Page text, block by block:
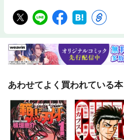
あわせてよく買われている本